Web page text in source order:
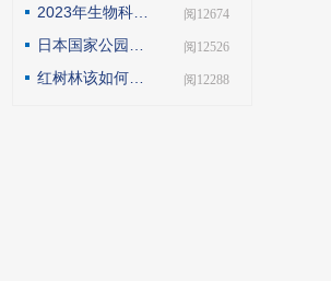
| 阅12674
| 阅12526
| 阅12288